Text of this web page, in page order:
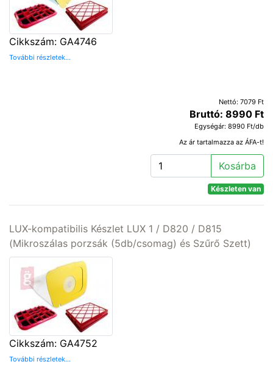
Cikkszám: GA4746
További részletek...
Nettó: 7079 Ft
Bruttó: 8990 Ft
Egységár: 8990 Ft/db
Az ár tartalmazza az ÁFA-t!
Kosárba
Készleten van
LUX-kompatibilis Készlet LUX 1 / D820 / D815
(Mikroszálas porzsák (5db/csomag) és Szűrő Szett)
Cikkszám: GA4752
További részletek...